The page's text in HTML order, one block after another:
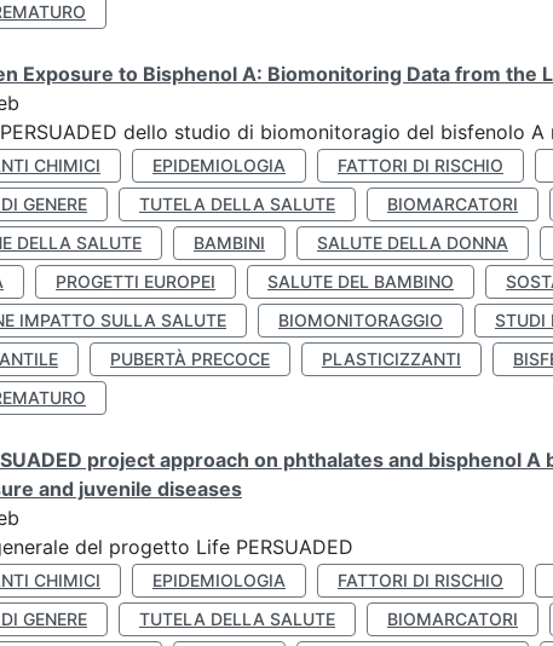
Exposure to Bisphenol A: Biomonitoring Data from the
dello studio di biomonitoragio del bisfenolo A
CHIMICI EPIDEMIOLOGIA FATTORI DI RISCHIO
GENERE
TUTELA DELLA SALUTE BIOMARCATORI
DELLA SALUTE
BAMBINI SALUTE DELLA DONNA
PROGETTI EUROPEI SALUTE DEL BAMBINO
IMPATTO SULLA SALUTE
BIOMONITORAGGIO STUDI
PUBERTÀ PRECOCE PLASTICIZZANTI
project approach on phthalates and bisphenol
and juvenile diseases
del progetto Life PERSUADED
CHIMICI EPIDEMIOLOGIA FATTORI DI RISCHIO
GENERE
TUTELA DELLA SALUTE BIOMARCATORI